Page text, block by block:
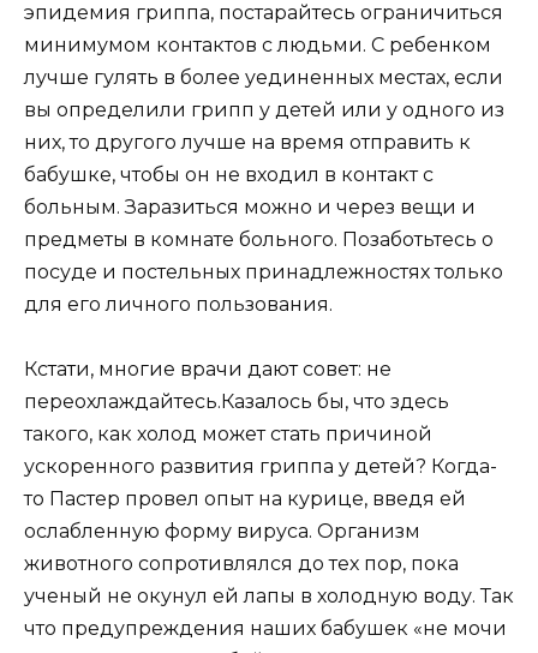
эпидемия гриппа, постарайтесь ограничиться
минимумом контактов с людьми. С ребенком
лучше гулять в более уединенных местах, если
вы определили грипп у детей или у одного из
них, то другого лучше на время отправить к
бабушке, чтобы он не входил в контакт с
больным. Заразиться можно и через вещи и
предметы в комнате больного. Позаботьтесь о
посуде и постельных принадлежностях только
для его личного пользования.
Кстати, многие врачи дают совет: не
переохлаждайтесь.Казалось бы, что здесь
такого, как холод может стать причиной
ускоренного развития гриппа у детей? Когда-
то Пастер провел опыт на курице, введя ей
ослабленную форму вируса. Организм
животного сопротивлялся до тех пор, пока
ученый не окунул ей лапы в холодную воду. Так
что предупреждения наших бабушек «не мочи